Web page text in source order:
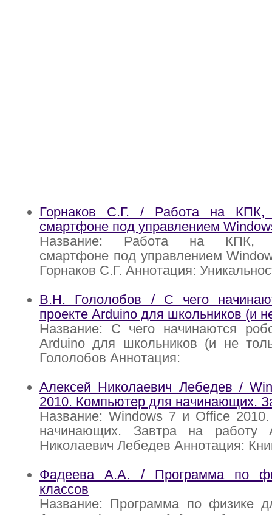
Горнаков С.Г. / Работа на КПК,
смартфоне под управлением
Название: Работа на КПК,
смартфоне под управлением
Горнаков С.Г. Аннотация:
В.Н. Гололобов / С чего
проекте Arduino для школьников (и
Название: С чего начинаются
Arduino для школьников (и не
Гололобов Аннотация:
Алексей Николаевич Лебедев /
2010. Компьютер для начинающих.
Название: Windows 7 и Office
начинающих. Завтра на работу
Николаевич Лебедев Аннотация:
Фадеева А.А. / Программа по
классов
Название: Программа по физике